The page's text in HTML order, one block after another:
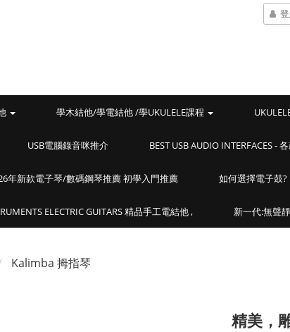
學木結他/學電結他 /學UKULELE課程
USB電腦錄音咪推介 BEST USB AUDIO INTERFACES -
年新款電子琴/數碼鋼琴推薦 初學入門推薦 如何選擇電子鼓
ELECTRIC GUITARS 精品手工電結他 , 新一代:無聲
Kalimba 拇指琴
精美，